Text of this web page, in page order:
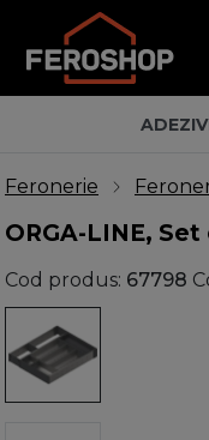
Feronerie
ORGA-LINE,
Cod produs: 67798